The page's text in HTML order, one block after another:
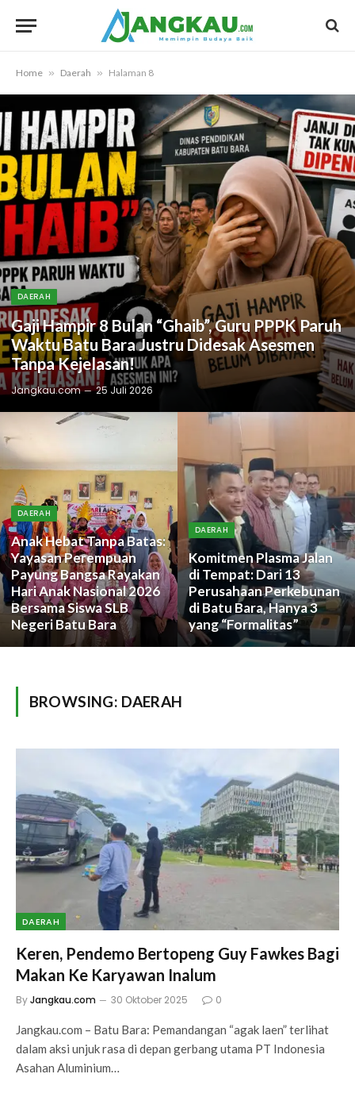
Home » Daerah » Halaman 8
DAERAH
Gaji Hampir 8 Bulan “Ghaib”, Guru PPPK Paruh
Waktu Batu Bara Justru Didesak Asesmen
Tanpa Kejelasan!
Jangkau.com 25 Juli 2026
DAERAH
Anak Hebat Tanpa Batas:
Yayasan Perempuan
Payung Bangsa Rayakan
Hari Anak Nasional 2026
Bersama Siswa SLB
Negeri Batu Bara
DAERAH
Komitmen Plasma Jalan
di Tempat: Dari 13
Perusahaan Perkebunan
di Batu Bara, Hanya 3
yang “Formalitas”
BROWSING: DAERAH
DAERAH
Keren, Pendemo Bertopeng Guy Fawkes Bagi
Makan Ke Karyawan Inalum
ByJangkau.com 30 Oktober 2025 0
Jangkau.com – Batu Bara: Pemandangan “agak laen” terlihat
dalam aksi unjuk rasa di depan gerbang utama PT Indonesia
Asahan Aluminium…